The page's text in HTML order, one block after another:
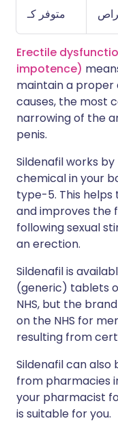
متوفر كـ
Erectile
impotence)
maintain a proper
causes, the most
narrowing of the
penis.
Sildenafil works
chemical in your
type-5. This helps
and improves the
following sexual
an erection.
Sildenafil is
(generic) tablets
NHS, but the
on the NHS for
resulting from
Sildenafil can
from pharmacies
your pharmacist
is suitable for you.